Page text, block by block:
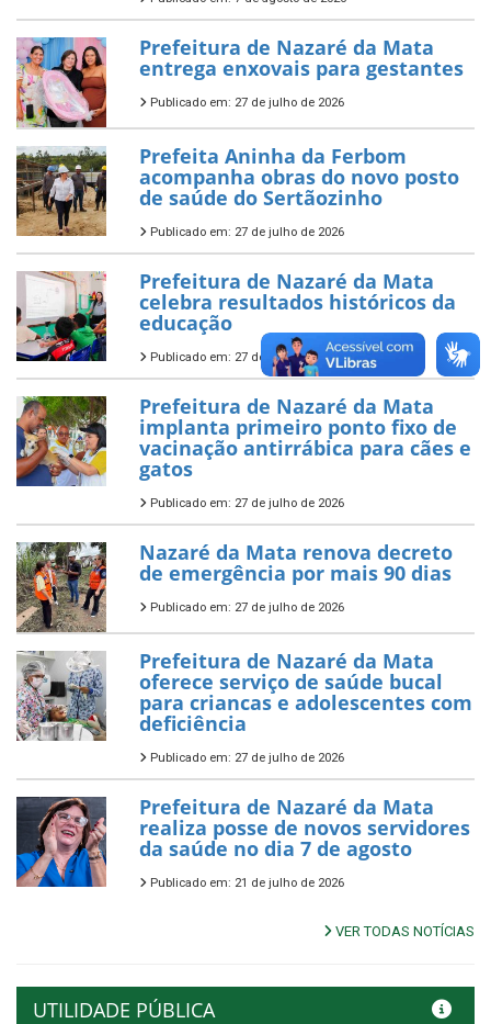
Prefeitura de Nazaré da Mata
entrega enxovais para gestantes
Publicado em: 27 de julho de 2026
Prefeita Aninha da Ferbom
acompanha obras do novo posto
de saúde do Sertãozinho
Publicado em: 27 de julho de 2026
Prefeitura de Nazaré da Mata
celebra resultados históricos da
educação
Publicado em: 27 de julho de 2026
Prefeitura de Nazaré da Mata
implanta primeiro ponto fixo de
vacinação antirrábica para cães e
gatos
Publicado em: 27 de julho de 2026
Nazaré da Mata renova decreto
de emergência por mais 90 dias
Publicado em: 27 de julho de 2026
Prefeitura de Nazaré da Mata
oferece serviço de saúde bucal
para criancas e adolescentes com
deficiência
Publicado em: 27 de julho de 2026
Prefeitura de Nazaré da Mata
realiza posse de novos servidores
da saúde no dia 7 de agosto
Publicado em: 21 de julho de 2026
VER TODAS NOTÍCIAS
UTILIDADE PÚBLICA